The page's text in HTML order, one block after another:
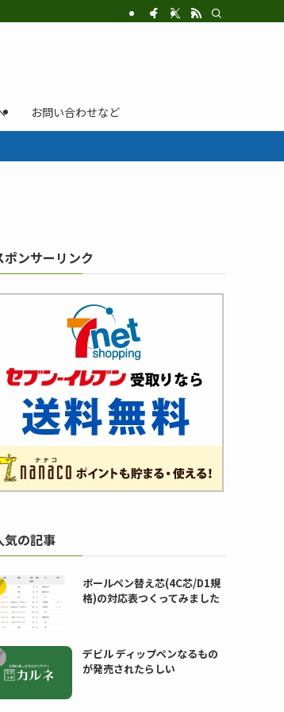
お問い合わせなど
ポンサーリンク
気の記事
ボールペン替え芯(4C芯/D1規
格)の対応表つくってみました
デビル ディップペンなるもの
が発売されたらしい